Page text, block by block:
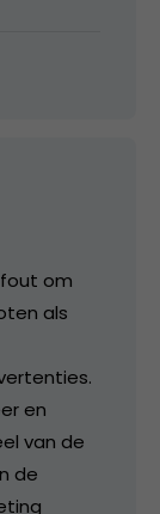
om
als
en
van de
de